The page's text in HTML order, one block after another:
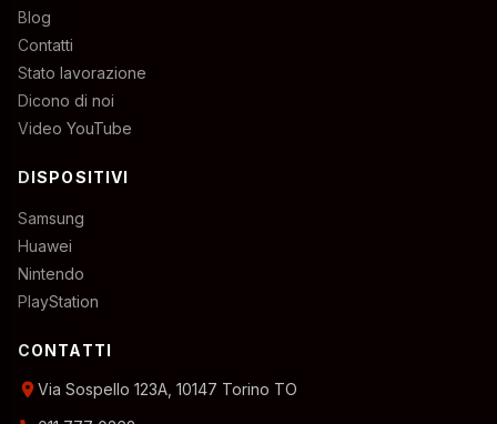
Blog
Contatti
Stato lavorazione
Dicono di noi
Video YouTube
DISPOSITIVI
Samsung
Huawei
Nintendo
PlayStation
CONTATTI
location_onVia Sospello 123A, 10147 Torino TO